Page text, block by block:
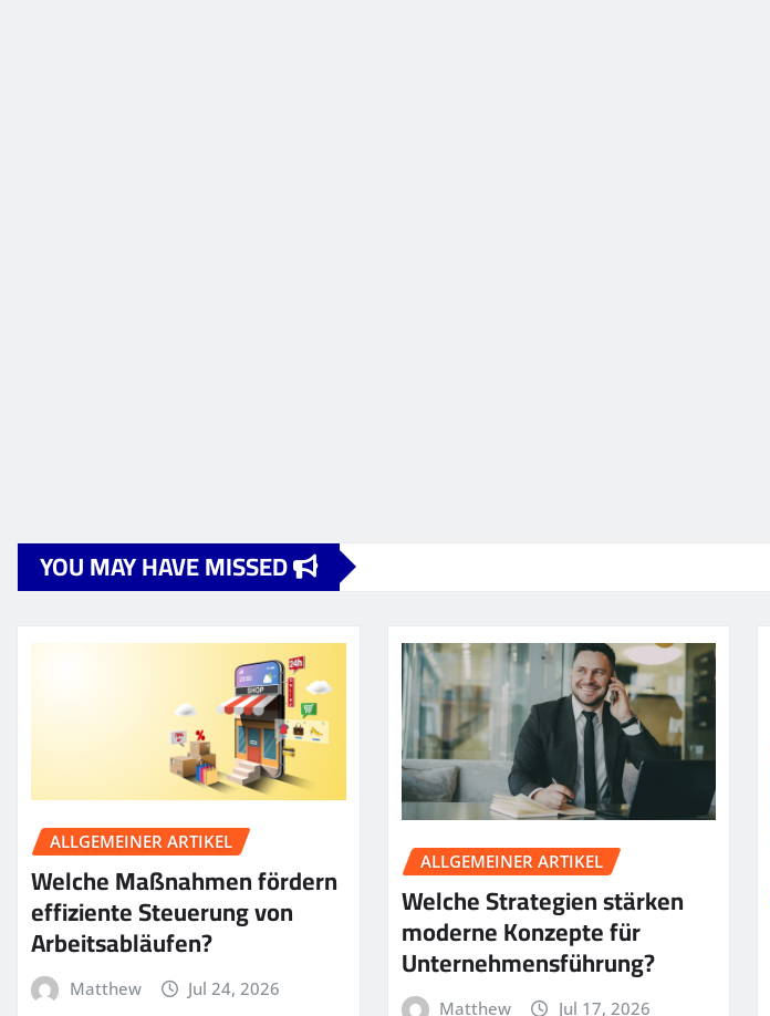
YOU MAY HAVE MISSED
ALLGEMEINER ARTIKEL
Welche Maßnahmen fördern
effiziente Steuerung von
Arbeitsabläufen?
Matthew Jul 24, 2026
ALLGEMEINER ARTIKEL
Welche Strategien stärken
moderne Konzepte für
Unternehmensführung?
Matthew Jul 17, 2026